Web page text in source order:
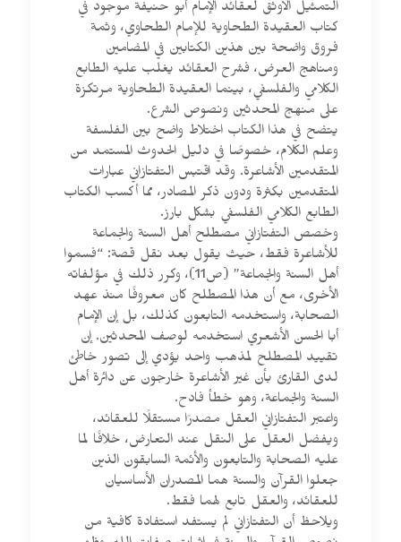
التمثيل الأوثق لعقائد الإمام أبو حنيفة موجود في
كتاب العقيدة الطحاوية للإمام الطحاوي، وثمة
فروق واضحة بين هذين الكتابين في المضامين
ومناهج العرض، فشرح العقائد يغلب عليه الطابع
الكلامي والفلسفي، بينما العقيدة الطحاوية مرتكزة
على منهج المحدثين ونصوص الشرع.
يتضح في هذا الكتاب اختلاط واضح بين الفلسفة
وعلم الكلام، خصوصًا في دليل الحدوث المستمد من
المتقدمين الأشاعرة. وقد اقتبس التفتازاني عبارات
المتقدمين بكثرة ودون ذكر المصادر، مما أكسب الكتاب
الطابع الكلامي الفلسفي بشكل بارز.
وخصص التفتازاني مصطلح أهل السنة والجماعة
للأشاعرة فقط، حيث يقول بعد نقل قصة: “فسموا
أهل السنة والجماعة” (ص11)، وكرر ذلك في مؤلفاته
الأخرى، مع أن هذا المصطلح كان معروفًا منذ عهد
الصحابة، واستخدمه التابعون كذلك، بل إن الإمام
أبا الحسن الأشعري استخدمه لوصف المحدثين. إن
تقييد المصطلح لمذهب واحد يؤدي إلى تصور خاطئ
لدى القارئ بأن غير الأشاعرة خارجون عن دائرة أهل
السنة والجماعة، وهو خطأ فادح.
واعتبر التفتازاني العقل مصدرًا مستقلًا للعقائد،
ويفضل العقل على النقل عند التعارض، خلافًا لما
عليه الصحابة والتابعون والأئمة السابقون الذين
جعلوا القرآن والسنة هما المصدران الأساسيان
للعقائد، والعقل تابع لهما فقط.
ويلاحظ أن التفتازاني لم يستفد استفادة كافية من